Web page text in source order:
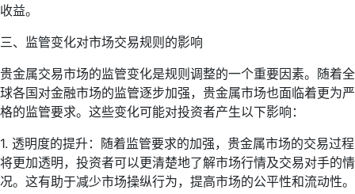
收益。
三、监管变化对市场交易规则的影响
贵金属交易市场的监管变化是规则调整的一个重要因素。随着全
球各国对金融市场的监管逐步加强，贵金属市场也面临着更为严
格的监管要求。这些变化可能对投资者产生以下影响：
1. 透明度的提升：随着监管要求的加强，贵金属市场的交易过程
将更加透明，投资者可以更清楚地了解市场行情及交易对手的情
况。这有助于减少市场操纵行为，提高市场的公平性和流动性。